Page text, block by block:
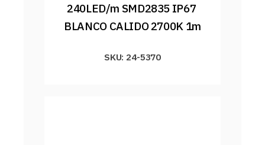
240LED/m SMD2835 IP67
BLANCO CALIDO 2700K 1m
SKU: 24-5370